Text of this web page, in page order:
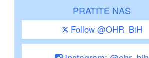
PRATITE NAS
Follow @OHR_BiH